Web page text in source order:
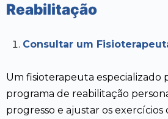
Reabilitação
Consultar um
Um fisioterapeuta especializado
programa de reabilitação
progresso e ajustar os exercícios